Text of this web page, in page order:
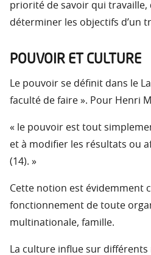
priorité de savoir qui travaille,
déterminer les objectifs d’un
POUVOIR ET CULTURE
Le pouvoir se définit dans le
faculté de faire ». Pour Henri
« le pouvoir est tout
et à modifier les résultats ou
(14). »
Cette notion est évidemment
fonctionnement de toute
multinationale, famille.
La culture influe sur